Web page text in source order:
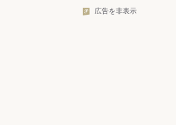
広告を非表示